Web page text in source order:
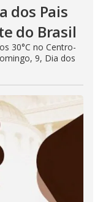
dos Pais
do Brasil
30°C no Centro-
9, Dia dos